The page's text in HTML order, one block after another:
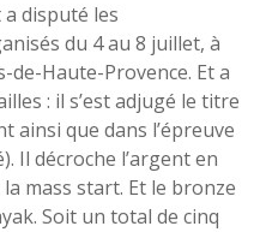
disputé les
du 4 au 8 juillet, à
de-Haute-Provence. Et a
: il s’est adjugé le titre
ainsi que dans l’épreuve
Il décroche l’argent en
mass start. Et le bronze
Soit un total de cinq